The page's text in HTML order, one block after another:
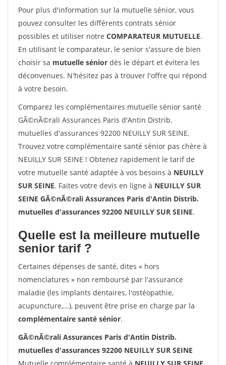
Pour plus d'information sur la mutuelle sénior, vous
pouvez consulter les différents contrats sénior
possibles et utiliser notre COMPARATEUR MUTUELLE.
En utilisant le comparateur, le senior s'assure de bien
choisir sa mutuelle sénior dès le départ et évitera les
déconvenues. N'hésitez pas à trouver l'offre qui répond
à votre besoin.
Comparez les complémentaires mutuelle sénior santé
GÃ©nÃ©rali Assurances Paris d'Antin Distrib.
mutuelles d'assurances 92200 NEUILLY SUR SEINE.
Trouvez votre complémentaire santé sénior pas chère à
NEUILLY SUR SEINE ! Obtenez rapidement le tarif de
votre mutuelle santé adaptée à vos besoins à NEUILLY
SUR SEINE. Faites votre devis en ligne à NEUILLY SUR
SEINE GÃ©nÃ©rali Assurances Paris d'Antin Distrib.
mutuelles d'assurances 92200 NEUILLY SUR SEINE.
Quelle est la meilleure mutuelle
senior tarif ?
Certaines dépenses de santé, dites « hors
nomenclatures » non remboursé par l'assurance
maladie (les implants dentaires, l'ostéopathie,
acupuncture,...), peuvent être prise en charge par la
complémentaire santé sénior.
GÃ©nÃ©rali Assurances Paris d'Antin Distrib.
mutuelles d'assurances 92200 NEUILLY SUR SEINE